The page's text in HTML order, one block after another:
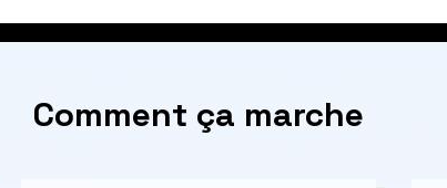
Comment ça marche